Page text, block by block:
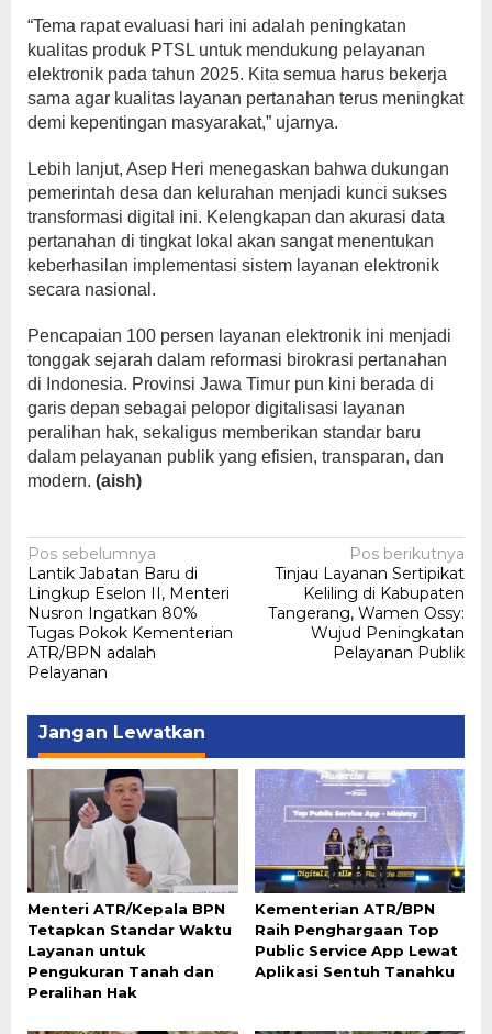
“Tema rapat evaluasi hari ini adalah peningkatan
kualitas produk PTSL untuk mendukung pelayanan
elektronik pada tahun 2025. Kita semua harus bekerja
sama agar kualitas layanan pertanahan terus meningkat
demi kepentingan masyarakat,” ujarnya.
Lebih lanjut, Asep Heri menegaskan bahwa dukungan
pemerintah desa dan kelurahan menjadi kunci sukses
transformasi digital ini. Kelengkapan dan akurasi data
pertanahan di tingkat lokal akan sangat menentukan
keberhasilan implementasi sistem layanan elektronik
secara nasional.
Pencapaian 100 persen layanan elektronik ini menjadi
tonggak sejarah dalam reformasi birokrasi pertanahan
di Indonesia. Provinsi Jawa Timur pun kini berada di
garis depan sebagai pelopor digitalisasi layanan
peralihan hak, sekaligus memberikan standar baru
dalam pelayanan publik yang efisien, transparan, dan
modern. (aish)
Navigasi
pos
Pos sebelumnya
Lantik Jabatan Baru di
Lingkup Eselon II, Menteri
Nusron Ingatkan 80%
Tugas Pokok Kementerian
ATR/BPN adalah
Pelayanan
Pos berikutnya
Tinjau Layanan Sertipikat
Keliling di Kabupaten
Tangerang, Wamen Ossy:
Wujud Peningkatan
Pelayanan Publik
Jangan Lewatkan
Menteri ATR/Kepala BPN
Tetapkan Standar Waktu
Layanan untuk
Pengukuran Tanah dan
Peralihan Hak
Kementerian ATR/BPN
Raih Penghargaan Top
Public Service App Lewat
Aplikasi Sentuh Tanahku